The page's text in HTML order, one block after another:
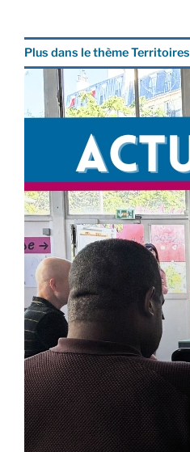
Plus dans le thème Territoires